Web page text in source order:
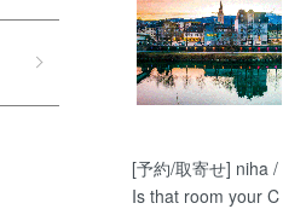
[予約/取寄せ] niha /
Is that room your C